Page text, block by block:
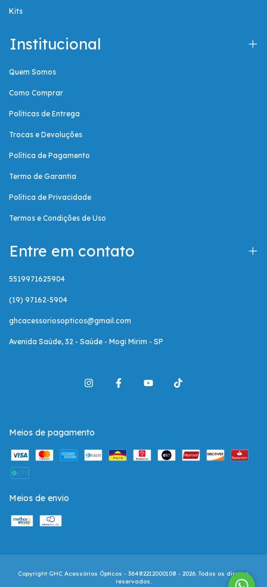
Kits
Institucional
Quem Somos
Como Comprar
Políticas de Entrega
Trocas e Devoluções
Política de Pagamento
Termo de Garantia
Política de Privacidade
Termos e Condições de Uso
Entre em contato
5519971625904
(19) 97162-5904
ghcacessoriosopticos@gmail.com
Avenida Saúde, 32 - Saúde - Mogi Mirim - SP
Meios de pagamento
Meios de envio
Copyright GHC Acessórios Ópticos - 36482212000108 - 2026. Todos os direitos
reservados.